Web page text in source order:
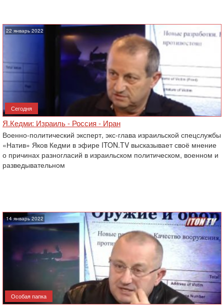
22 январь 2022
Сегодня
Я.Кедми: Израиль - Россия - Иран
Военно-политический эксперт, экс-глава израильской спецслужбы
«Натив» Яков Кедми в эфире ITON.TV высказывает своё мнение
о причинах разногласий в израильском политическом, военном и
разведывательном
14 январь 2022
Особая папка